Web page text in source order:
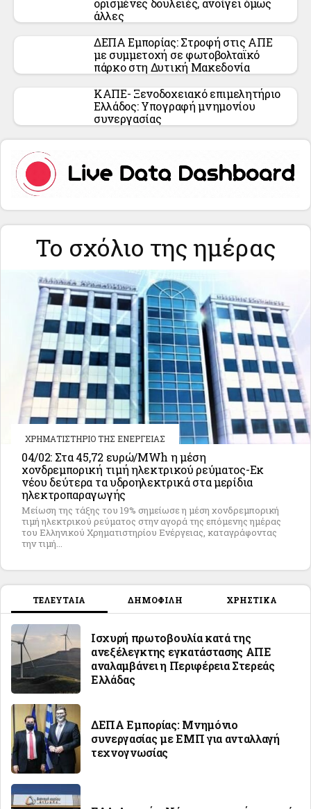
ορισμένες δουλειές, ανοίγει όμως
άλλες
ΔΕΠΑ Εμπορίας: Στροφή στις ΑΠΕ
με συμμετοχή σε φωτοβολταϊκό
πάρκο στη Δυτική Μακεδονία
ΚΑΠΕ- Ξενοδοχειακό επιμελητήριο
Ελλάδος: Υπογραφή μνημονίου
συνεργασίας
Το σχόλιο της ημέρας
ΧΡΗΜΑΤΙΣΤΗΡΙΟ ΤΗΣ ΕΝΕΡΓΕΙΑΣ
04/02: Στα 45,72 ευρώ/MWh η μέση
χονδρεμπορική τιμή ηλεκτρικού ρεύματος-Εκ
νέου δεύτερα τα υδροηλεκτρικά στα μερίδια
ηλεκτροπαραγωγής
Μείωση της τάξης του 19% σημείωσε η μέση χονδρεμπορική
τιμή ηλεκτρικού ρεύματος στην αγορά της επόμενης ημέρας
του Ελληνικού Χρηματιστηρίου Ενέργειας, καταγράφοντας
την τιμή...
ΤΕΛΕΥΤΑΙΑ ΔΗΜΟΦΙΛΗ ΧΡΗΣΤΙΚΑ
Ισχυρή πρωτοβουλία κατά της
ανεξέλεγκτης εγκατάστασης ΑΠΕ
αναλαμβάνει η Περιφέρεια Στερεάς
Ελλάδας
ΔΕΠΑ Εμπορίας: Μνημόνιο
συνεργασίας με ΕΜΠ για ανταλλαγή
τεχνογνωσίας